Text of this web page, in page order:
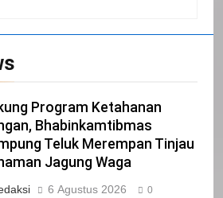
Program Ketahanan
Bhabinkamtibmas
Teluk Merempan Tinjau
Jagung Waga
6 Agustus 2026 0
Selamat Hari Kebangkitan Nasional
IKLAN